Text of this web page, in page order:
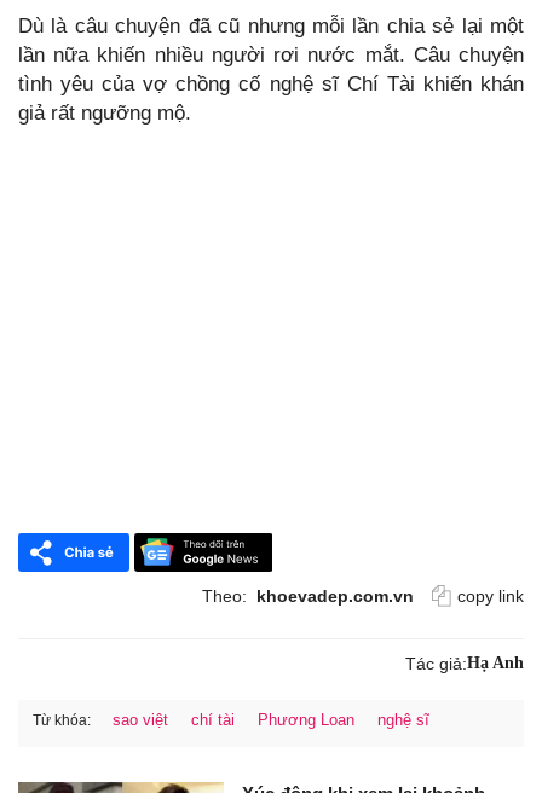
Dù là câu chuyện đã cũ nhưng mỗi lần chia sẻ lại một
lần nữa khiến nhiều người rơi nước mắt. Câu chuyện
tình yêu của vợ chồng cố nghệ sĩ Chí Tài khiến khán
giả rất ngưỡng mộ.
Theo: khoevadep.com.vn copy link
Tác giả:Hạ Anh
Từ khóa: sao việt chí tài Phương Loan nghệ sĩ